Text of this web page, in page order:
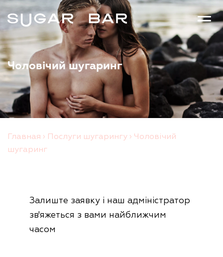
Чоловічий шугаринг
Главная › Послуги шугарингу › Чоловічий
шугаринг
Залиште заявку і наш адміністратор
зв'яжеться з вами найближчим
часом